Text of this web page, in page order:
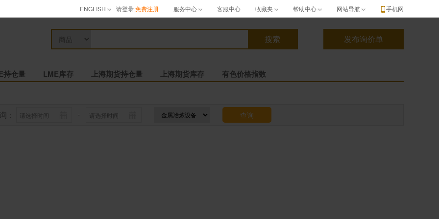
ENGLISH 请登录免费注册 服务中心 客服中心 收藏夹 帮助中心 网站导航 手机网
持仓量 LME库存 上海期货持仓量 上海期货库存 有色价格指数
： - 查询